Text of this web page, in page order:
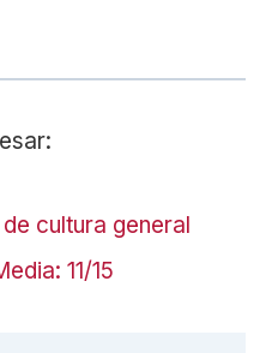
cultura general
11/15